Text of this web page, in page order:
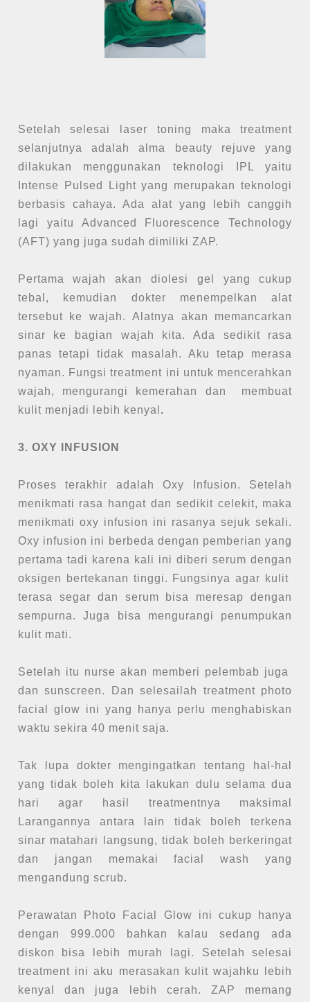
Setelah selesai laser toning maka treatment
selanjutnya adalah alma beauty rejuve yang
dilakukan menggunakan teknologi IPL yaitu
Intense Pulsed Light yang merupakan teknologi
berbasis cahaya. Ada alat yang lebih canggih
lagi yaitu Advanced Fluorescence Technology
(AFT) yang juga sudah dimiliki ZAP.
Pertama wajah akan diolesi gel yang cukup
tebal, kemudian dokter menempelkan alat
tersebut ke wajah. Alatnya akan memancarkan
sinar ke bagian wajah kita. Ada sedikit rasa
panas tetapi tidak masalah. Aku tetap merasa
nyaman. Fungsi treatment ini untuk mencerahkan
wajah, mengurangi kemerahan dan membuat
kulit menjadi lebih kenyal .
3. OXY INFUSION
Proses terakhir adalah Oxy Infusion. Setelah
menikmati rasa hangat dan sedikit celekit, maka
menikmati oxy infusion ini rasanya sejuk sekali.
Oxy infusion ini berbeda dengan pemberian yang
pertama tadi karena kali ini diberi serum dengan
oksigen bertekanan tinggi. Fungsinya agar kulit
terasa segar dan serum bisa meresap dengan
sempurna. Juga bisa mengurangi penumpukan
kulit mati.
Setelah itu nurse akan memberi pelembab juga
dan sunscreen. Dan selesailah treatment photo
facial glow ini yang hanya perlu menghabiskan
waktu sekira 40 menit saja.
Tak lupa dokter mengingatkan tentang hal-hal
yang tidak boleh kita lakukan dulu selama dua
hari agar hasil treatmentnya maksimal
Larangannya antara lain tidak boleh terkena
sinar matahari langsung, tidak boleh berkeringat
dan jangan memakai facial wash yang
mengandung scrub.
Perawatan Photo Facial Glow ini cukup hanya
dengan 999.000 bahkan kalau sedang ada
diskon bisa lebih murah lagi. Setelah selesai
treatment ini aku merasakan kulit wajahku lebih
kenyal dan juga lebih cerah. ZAP memang